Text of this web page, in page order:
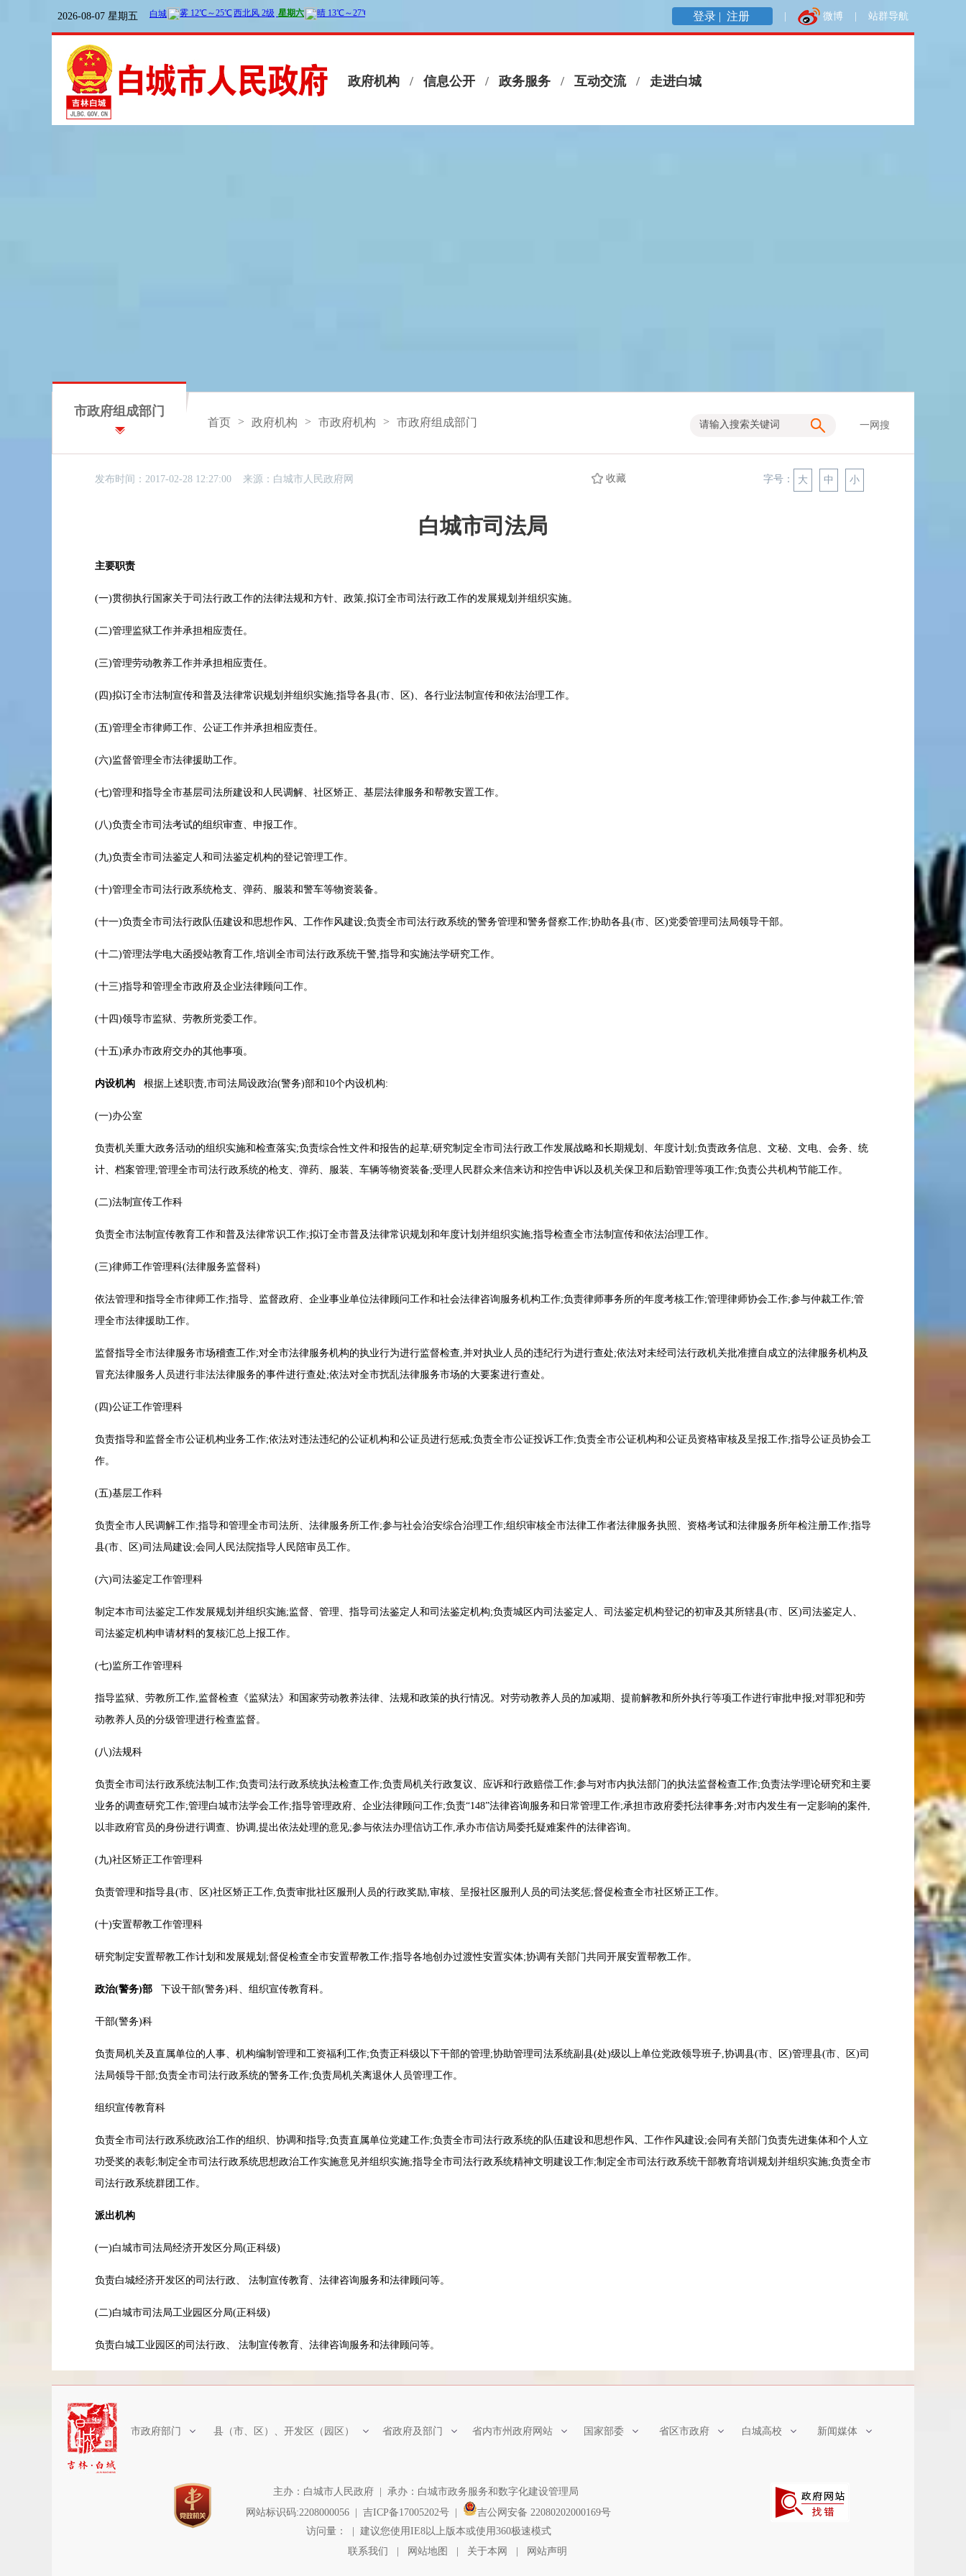
站群导航
微博
登录 | 注册
2026-08-07 星期五
政府机构 / 信息公开 / 政务服务 / 互动交流 / 走进白城
市政府组成部门
首页 > 政府机构 > 市政府机构 > 市政府组成部门 一网搜
发布时间：2017-02-28 12:27:00 来源： 白城市人民政府网 收藏 字号： 大 中 小
白城市司法局
主要职责
(一)贯彻执行国家关于司法行政工作的法律法规和方针、政策,拟订全市司法行政工作的发展规划并组织实施。
(二)管理监狱工作并承担相应责任。
(三)管理劳动教养工作并承担相应责任。
(四)拟订全市法制宣传和普及法律常识规划并组织实施;指导各县(市、区)、各行业法制宣传和依法治理工作。
(五)管理全市律师工作、公证工作并承担相应责任。
(六)监督管理全市法律援助工作。
(七)管理和指导全市基层司法所建设和人民调解、社区矫正、基层法律服务和帮教安置工作。
(八)负责全市司法考试的组织审查、申报工作。
(九)负责全市司法鉴定人和司法鉴定机构的登记管理工作。
(十)管理全市司法行政系统枪支、弹药、服装和警车等物资装备。
(十一)负责全市司法行政队伍建设和思想作风、工作作风建设;负责全市司法行政系统的警务管理和警务督察工作;协助各县(市、区)党委管理司法局领导干部。
(十二)管理法学电大函授站教育工作,培训全市司法行政系统干警,指导和实施法学研究工作。
(十三)指导和管理全市政府及企业法律顾问工作。
(十四)领导市监狱、劳教所党委工作。
(十五)承办市政府交办的其他事项。
内设机构 根据上述职责,市司法局设政治(警务)部和10个内设机构:
(一)办公室
负责机关重大政务活动的组织实施和检查落实;负责综合性文件和报告的起草;研究制定全市司法行政工作发展战略和长期规划、年度计划;负责政务信息、文秘、文电、会务、统
计、档案管理;管理全市司法行政系统的枪支、弹药、服装、车辆等物资装备;受理人民群众来信来访和控告申诉以及机关保卫和后勤管理等项工作;负责公共机构节能工作。
(二)法制宣传工作科
负责全市法制宣传教育工作和普及法律常识工作;拟订全市普及法律常识规划和年度计划并组织实施;指导检查全市法制宣传和依法治理工作。
(三)律师工作管理科(法律服务监督科)
依法管理和指导全市律师工作;指导、监督政府、企业事业单位法律顾问工作和社会法律咨询服务机构工作;负责律师事务所的年度考核工作;管理律师协会工作;参与仲裁工作;管
理全市法律援助工作。
监督指导全市法律服务市场稽查工作;对全市法律服务机构的执业行为进行监督检查,并对执业人员的违纪行为进行查处;依法对未经司法行政机关批准擅自成立的法律服务机构及
冒充法律服务人员进行非法法律服务的事件进行查处;依法对全市扰乱法律服务市场的大要案进行查处。
(四)公证工作管理科
负责指导和监督全市公证机构业务工作;依法对违法违纪的公证机构和公证员进行惩戒;负责全市公证投诉工作;负责全市公证机构和公证员资格审核及呈报工作;指导公证员协会工
作。
(五)基层工作科
负责全市人民调解工作;指导和管理全市司法所、法律服务所工作;参与社会治安综合治理工作;组织审核全市法律工作者法律服务执照、资格考试和法律服务所年检注册工作;指导
县(市、区)司法局建设;会同人民法院指导人民陪审员工作。
(六)司法鉴定工作管理科
制定本市司法鉴定工作发展规划并组织实施;监督、管理、指导司法鉴定人和司法鉴定机构;负责城区内司法鉴定人、司法鉴定机构登记的初审及其所辖县(市、区)司法鉴定人、
司法鉴定机构申请材料的复核汇总上报工作。
(七)监所工作管理科
指导监狱、劳教所工作,监督检查《监狱法》和国家劳动教养法律、法规和政策的执行情况。对劳动教养人员的加减期、提前解教和所外执行等项工作进行审批申报;对罪犯和劳
动教养人员的分级管理进行检查监督。
(八)法规科
负责全市司法行政系统法制工作;负责司法行政系统执法检查工作;负责局机关行政复议、应诉和行政赔偿工作;参与对市内执法部门的执法监督检查工作;负责法学理论研究和主要
业务的调查研究工作;管理白城市法学会工作;指导管理政府、企业法律顾问工作;负责“148”法律咨询服务和日常管理工作;承担市政府委托法律事务;对市内发生有一定影响的案件,
以非政府官员的身份进行调查、协调,提出依法处理的意见;参与依法办理信访工作,承办市信访局委托疑难案件的法律咨询。
(九)社区矫正工作管理科
负责管理和指导县(市、区)社区矫正工作,负责审批社区服刑人员的行政奖励,审核、呈报社区服刑人员的司法奖惩;督促检查全市社区矫正工作。
(十)安置帮教工作管理科
研究制定安置帮教工作计划和发展规划;督促检查全市安置帮教工作;指导各地创办过渡性安置实体;协调有关部门共同开展安置帮教工作。
政治(警务)部 下设干部(警务)科、组织宣传教育科。
干部(警务)科
负责局机关及直属单位的人事、机构编制管理和工资福利工作;负责正科级以下干部的管理;协助管理司法系统副县(处)级以上单位党政领导班子,协调县(市、区)管理县(市、区)司
法局领导干部;负责全市司法行政系统的警务工作;负责局机关离退休人员管理工作。
组织宣传教育科
负责全市司法行政系统政治工作的组织、协调和指导;负责直属单位党建工作;负责全市司法行政系统的队伍建设和思想作风、工作作风建设;会同有关部门负责先进集体和个人立
功受奖的表彰;制定全市司法行政系统思想政治工作实施意见并组织实施;指导全市司法行政系统精神文明建设工作;制定全市司法行政系统干部教育培训规划并组织实施;负责全市
司法行政系统群团工作。
派出机构
(一)白城市司法局经济开发区分局(正科级)
负责白城经济开发区的司法行政、 法制宣传教育、法律咨询服务和法律顾问等。
(二)白城市司法局工业园区分局(正科级)
负责白城工业园区的司法行政、 法制宣传教育、法律咨询服务和法律顾问等。
市政府部门 县（市、区）、开发区（园区） 省政府及部门 省内市州政府网站 国家部委 省区市政府 白城高校 新闻媒体
主办：白城市人民政府 | 承办：白城市政务服务和数字化建设管理局
网站标识码:2208000056 | 吉ICP备17005202号 |
吉公网安备 22080202000169号
访问量：
| 建议您使用IE8以上版本或使用360极速模式
联系我们
网站地图 关于本网 网站声明